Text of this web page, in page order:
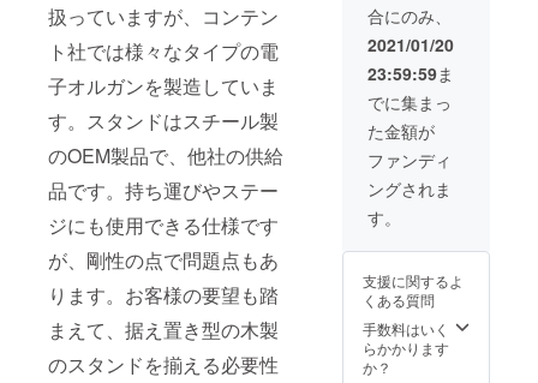
扱っていますが、コンテン
ト社では様々なタイプの電
子オルガンを製造していま
す。スタンドはスチール製
のOEM製品で、他社の供給
品です。持ち運びやステー
ジにも使用できる仕様です
が、剛性の点で問題点もあ
ります。お客様の要望も踏
まえて、据え置き型の木製
のスタンドを揃える必要性
合にのみ、
2021/01/20
23:59:59ま
でに集まっ
た金額が
ファンディ
ングされま
す。
支援に関するよ
くある質問
手数料はいく
らかかります
か？